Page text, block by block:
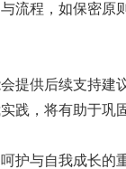
流程，如保密原
提供后续支持建
践，将有助于巩
护与自我成长的